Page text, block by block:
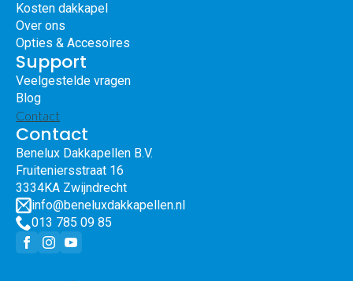
Kosten dakkapel
Over ons
Opties & Accesoires
Support
Veelgestelde vragen
Blog
Contact
Contact
Benelux Dakkapellen B.V.
Fruiteniersstraat 16
3334KA Zwijndrecht
info@beneluxdakkapellen.nl
013 785 09 85